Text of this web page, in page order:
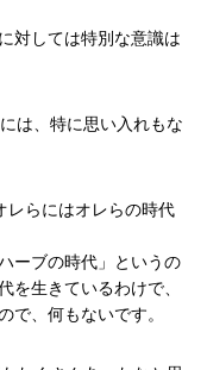
対しては特別な意識は
は、特に思い入れもな
らにはオレらの時代
ーブの時代」というの
を生きているわけで、
で、何もないです。